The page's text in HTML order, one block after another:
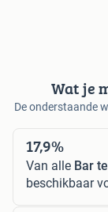
Wat je
De onderstaande
17,9%
Van alle Bar
beschikbaar